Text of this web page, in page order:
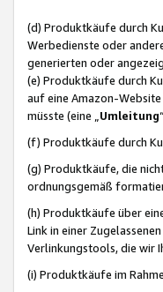
(d) Produktkäufe durch
Werbedienste oder
generierten oder
(e) Produktkäufe durch
auf eine Amazon-
müsste (eine „ Umleitung
(f) Produktkäufe durch
(g) Produktkäufe, die
ordnungsgemäß
(h) Produktkäufe über
Link in einer
Verlinkungstools, die wir
(i) Produktkäufe im